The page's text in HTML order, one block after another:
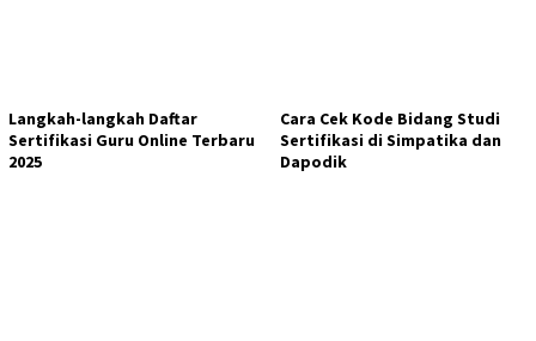
Langkah-langkah Daftar
Sertifikasi Guru Online Terbaru
2025
Cara Cek Kode Bidang Studi
Sertifikasi di Simpatika dan
Dapodik